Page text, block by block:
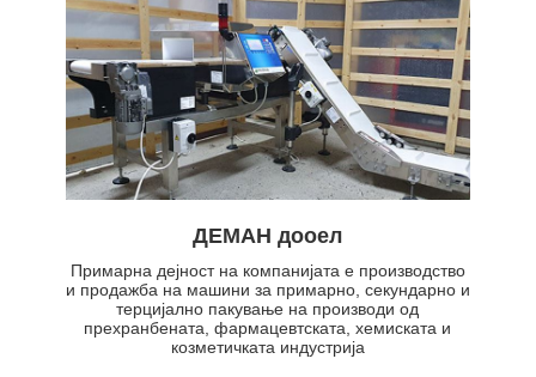
ДЕМАН дооел
Примарна дејност на компанијата e производство
и продажба на машини за примарно, секундарно и
терцијално пакување на производи од
прехранбената, фармацевтската, хемиската и
козметичката индустрија